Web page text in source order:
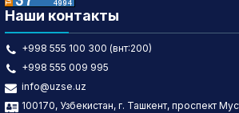
Наши контакты
+998 555 100 300 (внт:200)
+998 555 009 995
info@uzse.uz
100170, Узбекистан, г. Ташкент, проспект